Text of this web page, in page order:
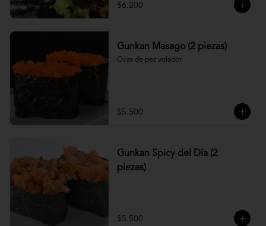
$6.200
Gunkan Masago (2 piezas)
Ovas de pez volador.
$5.500
Gunkan Spicy del Día (2
piezas)
$5.500